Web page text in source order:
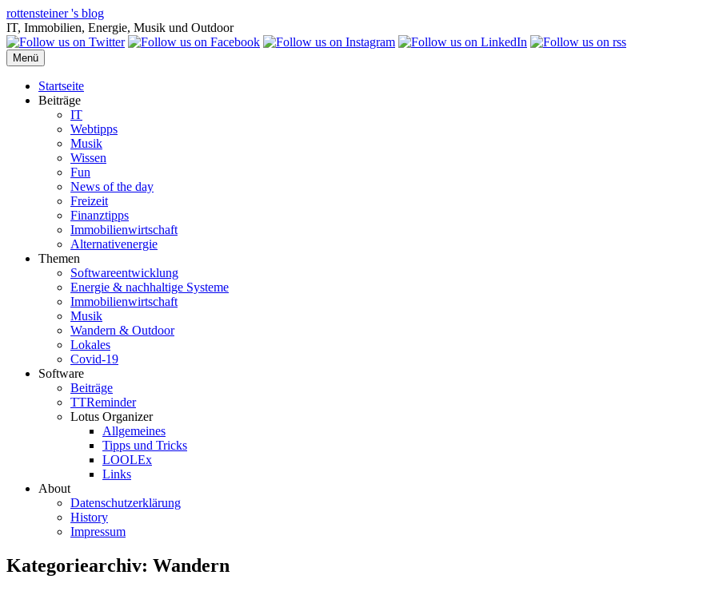
Zum
Inhalt
springen
rottensteiner 's blog
IT, Immobilien, Energie, Musik und Outdoor
Menü
Startseite
Beiträge
IT
Webtipps
Musik
Wissen
Fun
News of the day
Freizeit
Finanztipps
Immobilienwirtschaft
Alternativenergie
Themen
Softwareentwicklung
Energie & nachhaltige Systeme
Immobilienwirtschaft
Musik
Wandern & Outdoor
Lokales
Covid-19
Software
Beiträge
TTReminder
Lotus Organizer
Allgemeines
Tipps und Tricks
LOOLEx
Links
About
Datenschutzerklärung
History
Impressum
Kategoriearchiv: Wandern